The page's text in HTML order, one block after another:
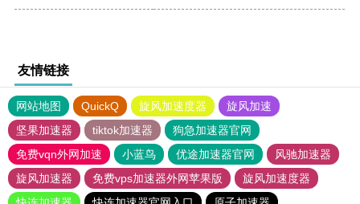
友情链接
网站地图 QuickQ 旋风加速度器
旋风加速
坚果加速器
tiktok加速器
狗急加速器官网
免费vqn外网加速
小蓝鸟 优途加速器官网
风驰加速器
旋风加速器
免费vps加速器外网苹果版
旋风加速度器